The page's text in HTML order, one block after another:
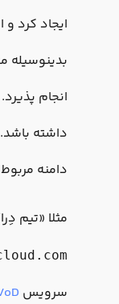
ایجاد کرد
انجام
داشته
دامنه
مثلا «تیم
سرویس